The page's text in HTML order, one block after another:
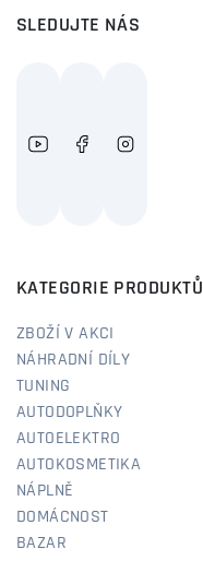
SLEDUJTE NÁS
KATEGORIE PRODUKTŮ
ZBOŽÍ V AKCI
NÁHRADNÍ DÍLY
TUNING
AUTODOPLŇKY
AUTOELEKTRO
AUTOKOSMETIKA
NÁPLNĚ
DOMÁCNOST
BAZAR